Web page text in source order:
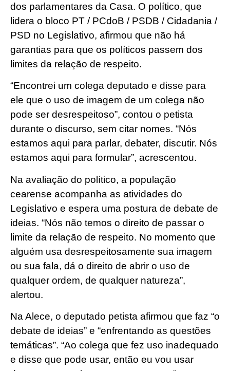
dos parlamentares da Casa. O político, que
lidera o bloco PT / PCdoB / PSDB / Cidadania /
PSD no Legislativo, afirmou que não há
garantias para que os políticos passem dos
limites da relação de respeito.
“Encontrei um colega deputado e disse para
ele que o uso de imagem de um colega não
pode ser desrespeitoso”, contou o petista
durante o discurso, sem citar nomes. “Nós
estamos aqui para parlar, debater, discutir. Nós
estamos aqui para formular”, acrescentou.
Na avaliação do político, a população
cearense acompanha as atividades do
Legislativo e espera uma postura de debate de
ideias. “Nós não temos o direito de passar o
limite da relação de respeito. No momento que
alguém usa desrespeitosamente sua imagem
ou sua fala, dá o direito de abrir o uso de
qualquer ordem, de qualquer natureza”,
alertou.
Na Alece, o deputado petista afirmou que faz “o
debate de ideias” e “enfrentando as questões
temáticas”. “Ao colega que fez uso inadequado
e disse que pode usar, então eu vou usar